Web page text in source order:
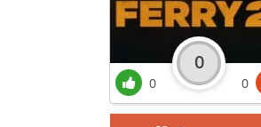
0
0
0